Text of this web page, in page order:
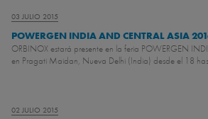
03 JULIO 2015
POWERGEN INDIA AND CENTRAL ASIA
ORBINOX estará presente en la feria POWERGEN
en Pragati Maidan, Nueva Delhi (India) desde el 18
02 JULIO 2015